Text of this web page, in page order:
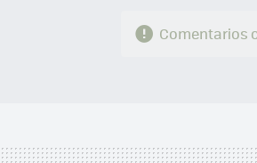
Comentarios